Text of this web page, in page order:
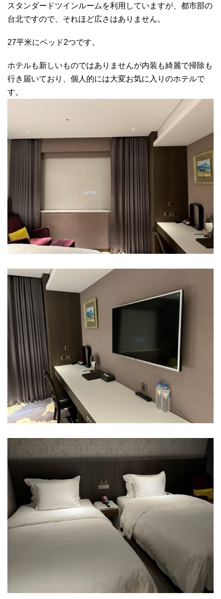
スタンダードツインルームを利用していますが、都市部の
台北ですので、それほど広さはありません。
27平米にベッド2つです。
ホテルも新しいものではありませんが内装も綺麗で掃除も
行き届いており、個人的には大変お気に入りのホテルで
す。